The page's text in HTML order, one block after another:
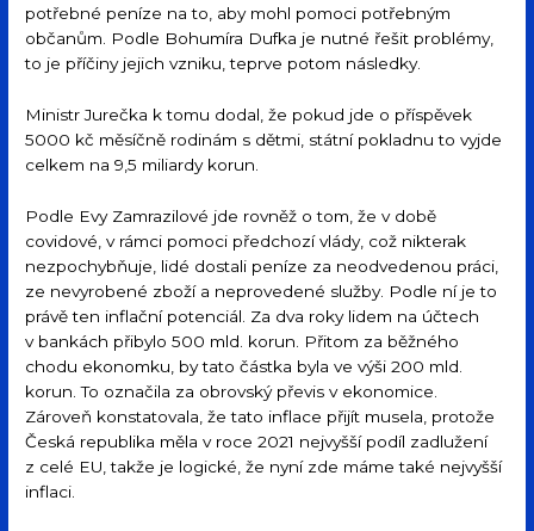
potřebné peníze na to, aby mohl pomoci potřebným
občanům. Podle Bohumíra Dufka je nutné řešit problémy,
to je příčiny jejich vzniku, teprve potom následky.
Ministr Jurečka k tomu dodal, že pokud jde o příspěvek
5000 kč měsíčně rodinám s dětmi, státní pokladnu to vyjde
celkem na 9,5 miliardy korun.
Podle Evy Zamrazilové jde rovněž o tom, že v době
covidové, v rámci pomoci předchozí vlády, což nikterak
nezpochybňuje, lidé dostali peníze za neodvedenou práci,
ze nevyrobené zboží a neprovedené služby. Podle ní je to
právě ten inflační potenciál. Za dva roky lidem na účtech
v bankách přibylo 500 mld. korun. Přitom za běžného
chodu ekonomku, by tato částka byla ve výši 200 mld.
korun. To označila za obrovský převis v ekonomice.
Zároveň konstatovala, že tato inflace přijít musela, protože
Česká republika měla v roce 2021 nejvyšší podíl zadlužení
z celé EU, takže je logické, že nyní zde máme také nejvyšší
inflaci.